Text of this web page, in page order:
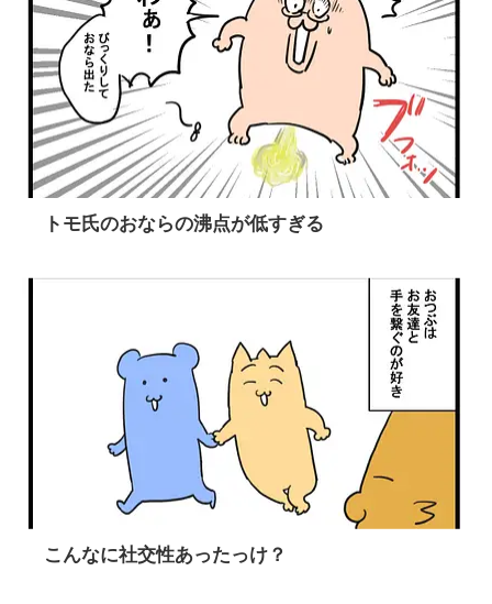
トモ氏のおならの沸点が低すぎる
こんなに社交性あったっけ？